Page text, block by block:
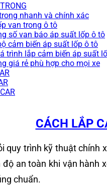
nhanh và chính xác
van trong ô tô
số van báo áp suất lốp ô tô
cảm biến áp suất lốp ô tô
trình lắp cảm biến áp suất
giá rẻ phù hợp cho mọi xe
CÁCH LẮP
quy trình kỹ thuật chính
an toàn khi vận
chuẩn.